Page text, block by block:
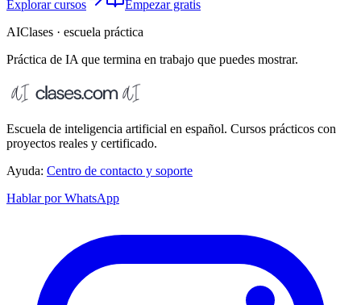
Explorar cursos
Empezar gratis
AIClases · escuela práctica
Práctica de IA que termina en trabajo que puedes mostrar.
Escuela de inteligencia artificial en español. Cursos prácticos con
proyectos reales y certificado.
Ayuda: Centro de contacto y soporte
Hablar por WhatsApp